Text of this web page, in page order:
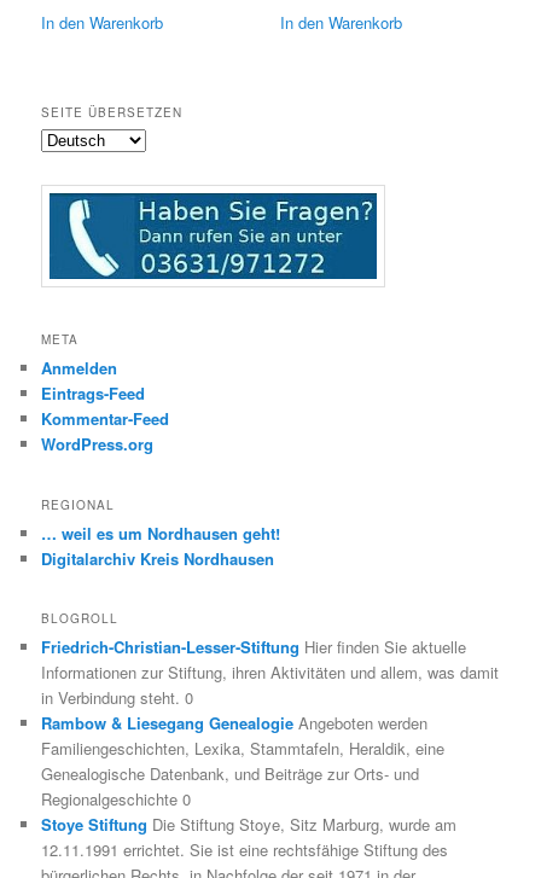
In den Warenkorb
war:
ist:
In den Warenkorb
SEITE ÜBERSETZEN
META
Anmelden
Eintrags-Feed
Kommentar-Feed
WordPress.org
REGIONAL
… weil es um Nordhausen geht!
Digitalarchiv Kreis Nordhausen
BLOGROLL
Friedrich-Christian-Lesser-Stiftung Hier finden Sie aktuelle
Informationen zur Stiftung, ihren Aktivitäten und allem, was damit
in Verbindung steht. 0
Rambow & Liesegang Genealogie Angeboten werden
Familiengeschichten, Lexika, Stammtafeln, Heraldik, eine
Genealogische Datenbank, und Beiträge zur Orts- und
Regionalgeschichte 0
Stoye Stiftung Die Stiftung Stoye, Sitz Marburg, wurde am
12.11.1991 errichtet. Sie ist eine rechtsfähige Stiftung des